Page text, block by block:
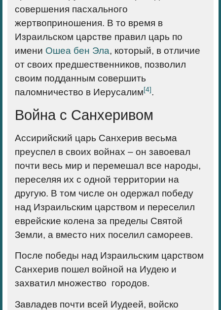
совершения пасхального
жертвоприношения. В то время в
Израильском царстве правил царь по
имени Ошеа бен Эла, который, в отличие
от своих предшественников, позволил
своим подданным совершить
паломничество в Иерусалим[4].
Война с Санхеривом
Ассирийский царь Санхерив весьма
преуспел в своих войнах – он завоевал
почти весь мир и перемешал все народы,
переселяя их с одной территории на
другую. В том числе он одержал победу
над Израильским царством и переселил
еврейские колена за пределы Святой
Земли, а вместо них поселил самореев.
После победы над Израильским царством
Санхерив пошел войной на Иудею и
захватил множество городов.
Завладев почти всей Иудеей, войско